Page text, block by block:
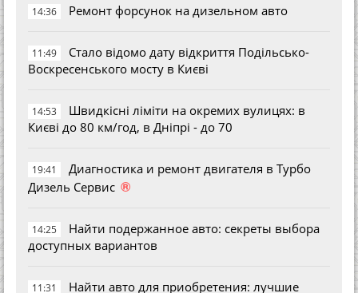
14:36 Ремонт форсунок на дизельном авто
11:49
Стало відомо дату відкриття Подільсько-
Воскресенського мосту в Києві
14:53
Швидкісні ліміти на окремих вулицях: в
Києві до 80 км/год, в Дніпрі - до 70
19:41
Диагностика и ремонт двигателя в Турбо
Дизель Сервис ®
14:25
Найти подержанное авто: секреты выбора
доступных вариантов
11:31
Найти авто для приобретения: лучшие